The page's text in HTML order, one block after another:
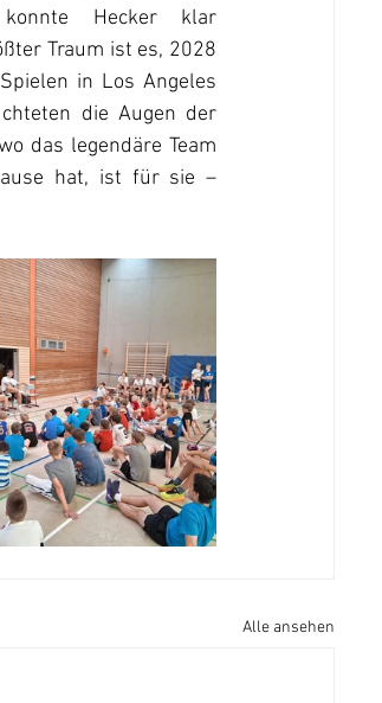
Hecker klar
Traum ist es, 2028
in Los Angeles
die Augen der
das legendäre Team
hat, ist für sie –
Alle ansehen